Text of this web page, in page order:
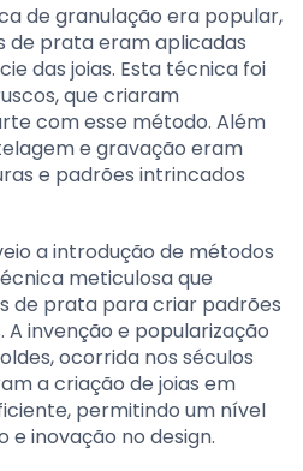
de granulação era popular,
de prata eram aplicadas
das joias. Esta técnica foi
que criaram
com esse método. Além
e gravação eram
e padrões intrincados
a introdução de métodos
meticulosa que
de prata para criar padrões
invenção e popularização
ocorrida nos séculos
a criação de joias em
permitindo um nível
inovação no design.